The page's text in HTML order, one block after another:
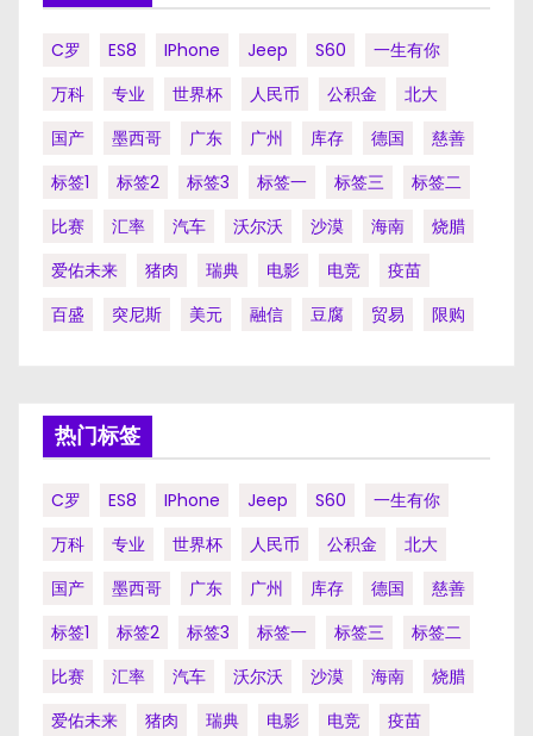
C罗 ES8 IPhone Jeep S60
一生有你
万科
专业 世界杯 人民币 公积金
北大
国产
墨西哥 广东 广州 库存 德国
慈善
标签1
标签2 标签3 标签一 标签三
标签二
比赛
汇率 汽车 沃尔沃 沙漠 海南
烧腊
爱佑未来
猪肉 瑞典 电影 电竞
疫苗
百盛
突尼斯 美元 融信 豆腐 贸易 限购
热门标签
C罗 ES8 IPhone Jeep S60
一生有你
万科
专业 世界杯 人民币 公积金
北大
国产
墨西哥 广东 广州 库存 德国
慈善
标签1
标签2 标签3 标签一 标签三
标签二
比赛
汇率 汽车 沃尔沃 沙漠 海南
烧腊
爱佑未来
猪肉 瑞典 电影 电竞
疫苗